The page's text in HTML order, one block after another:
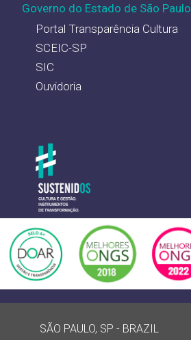
Governo do Estado de São Paulo
Portal Transparência Cultura
SCEIC-SP
SIC
Ouvidoria
SÃO PAULO, SP - BRAZIL